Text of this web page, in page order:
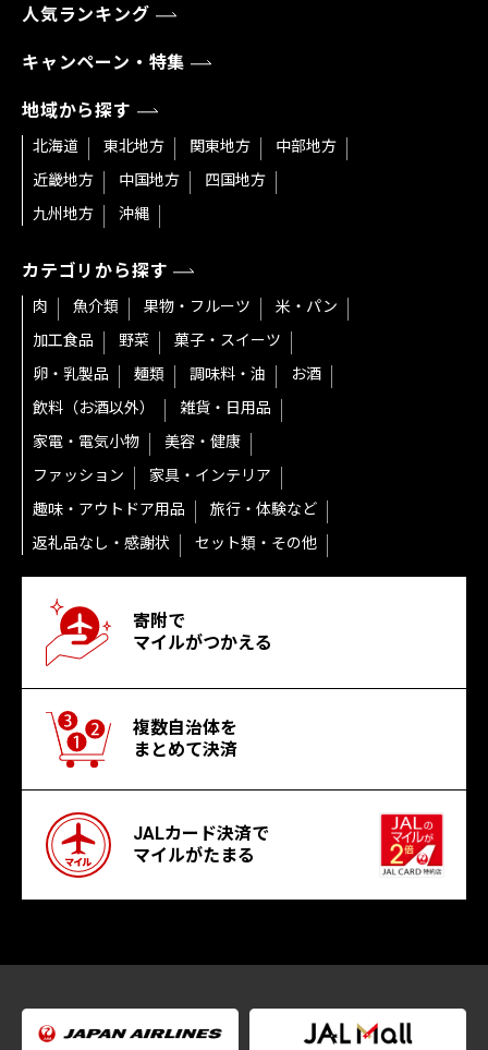
人気ランキング
キャンペーン・特集
地域から探す
北海道 東北地方 関東地方
中部地方
近畿地方
中国地方
四国地方
九州地方
沖縄
カテゴリから探す
肉 魚介類 果物・フルーツ
米・パン
加工食品
野菜
菓子・スイーツ
卵・乳製品
麺類 調味料・油
お酒
飲料（お酒以外）
雑貨・日用品
家電・電気小物
美容・健康
ファッション
家具・インテリア
趣味・アウトドア用品
旅行・体験など
返礼品なし・感謝状
セット類・その他
寄附で
マイルがつかえる
複数自治体を
まとめて決済
JALカード決済で
マイルがたまる